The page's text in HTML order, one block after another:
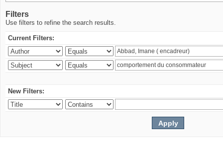
Filters
Use filters to refine the search results.
Current Filters:
New Filters: